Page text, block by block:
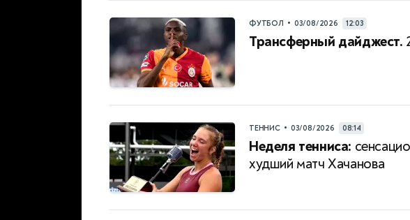
ФУТБОЛ • 03/08/2026 12:03
Трансферный дайджест.
ТЕННИС • 03/08/2026 08:14
Неделя тенниса:
худший матч Хачанова